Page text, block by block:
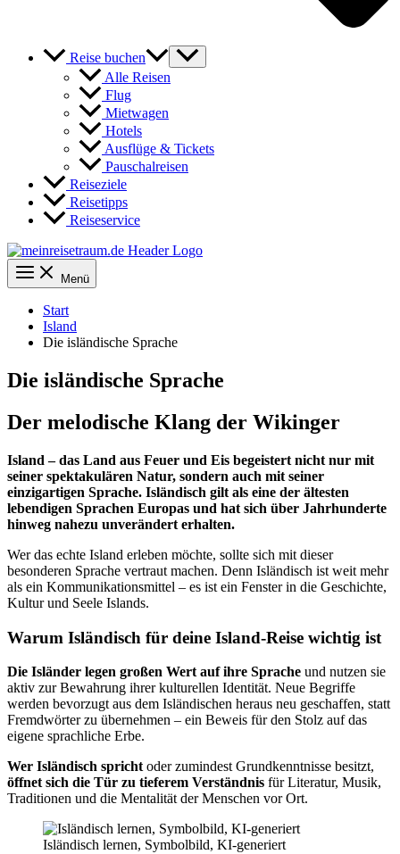
Reise buchen
Alle Reisen
Flug
Mietwagen
Hotels
Ausflüge & Tickets
Pauschalreisen
Reiseziele
Reisetipps
Reiseservice
Menü
Start
Island
Die isländische Sprache
Die isländische Sprache
Der melodische Klang der Wikinger
Island – das Land aus Feuer und Eis begeistert nicht nur mit
seiner spektakulären Natur, sondern auch mit seiner
einzigartigen Sprache. Isländisch gilt als eine der ältesten
lebendigen Sprachen Europas und hat sich über Jahrhunderte
hinweg nahezu unverändert erhalten.
Wer das echte Island erleben möchte, sollte sich mit dieser
besonderen Sprache vertraut machen. Denn Isländisch ist weit mehr
als ein Kommunikationsmittel – es ist ein Fenster in die Geschichte,
Kultur und Seele Islands.
Warum Isländisch für deine Island-Reise wichtig ist
Die Isländer legen großen Wert auf ihre Sprache und nutzen sie
aktiv zur Bewahrung ihrer kulturellen Identität. Neue Begriffe
werden bevorzugt aus dem Isländischen heraus neu geschaffen, statt
Fremdwörter zu übernehmen – ein Beweis für den Stolz auf das
eigene sprachliche Erbe.
Wer Isländisch sprichtoder zumindest Grundkenntnisse besitzt,
öffnet sich die Tür zu tieferem Verständnis für Literatur, Musik,
Traditionen und die Mentalität der Menschen vor Ort.
Isländisch lernen, Symbolbild, KI-generiert